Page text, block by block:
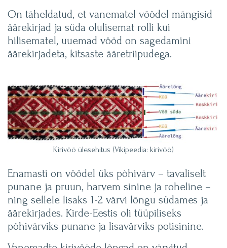
On täheldatud, et vanematel vöödel mängisid
äärekirjad ja süda olulisemat rolli kui
hilisematel, uuemad vööd on sagedamini
äärekirjadeta, kitsaste ääretriipudega.
Kirivöö ülesehitus (Vikipeedia: kirivöö)
Enamasti on vöödel üks põhivärv – tavaliselt
punane ja pruun, harvem sinine ja roheline –
ning sellele lisaks 1-2 värvi lõngu südames ja
äärekirjades. Kirde-Eestis oli tüüpiliseks
põhivärviks punane ja lisavärviks potisinine.